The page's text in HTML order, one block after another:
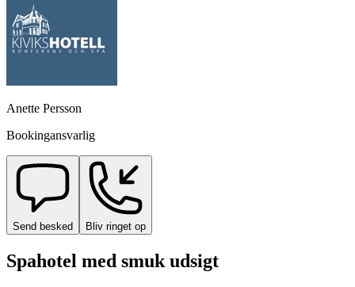
Anette Persson
Bookingansvarlig
Send besked Bliv ringet op
Spahotel med smuk udsigt